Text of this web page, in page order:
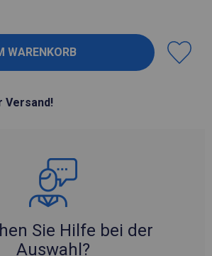
Versand!
Sie Hilfe bei der
Auswahl?